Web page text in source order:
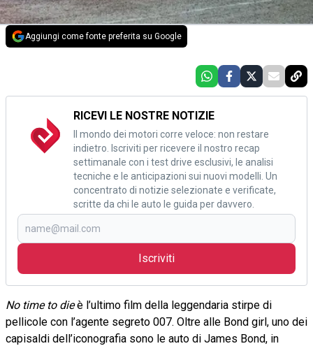
Aggiungi come fonte preferita su Google
RICEVI LE NOSTRE NOTIZIE
Il mondo dei motori corre veloce: non restare
indietro. Iscriviti per ricevere il nostro recap
settimanale con i test drive esclusivi, le analisi
tecniche e le anticipazioni sui nuovi modelli. Un
concentrato di notizie selezionate e verificate,
scritte da chi le auto le guida per davvero.
Iscriviti
No time to dieè l’ultimo film della leggendaria stirpe di
pellicole con l’agente segreto 007. Oltre alle Bond girl, uno dei
capisaldi dell’iconografia sono le auto di James Bond, in